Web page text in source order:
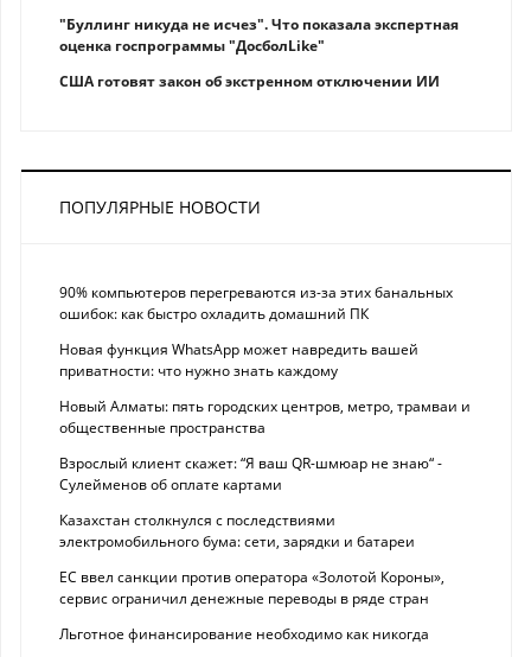
"Буллинг никуда не исчез". Что показала экспертная
оценка госпрограммы "ДосболLike"
США готовят закон об экстренном отключении ИИ
ПОПУЛЯРНЫЕ НОВОСТИ
90% компьютеров перегреваются из-за этих банальных
ошибок: как быстро охладить домашний ПК
Новая функция WhatsApp может навредить вашей
приватности: что нужно знать каждому
Новый Алматы: пять городских центров, метро, трамваи и
общественные пространства
Взрослый клиент скажет: “Я ваш QR-шмюар не знаю“ -
Сулейменов об оплате картами
Казахстан столкнулся с последствиями
электромобильного бума: сети, зарядки и батареи
ЕС ввел санкции против оператора «Золотой Короны»,
сервис ограничил денежные переводы в ряде стран
Льготное финансирование необходимо как никогда